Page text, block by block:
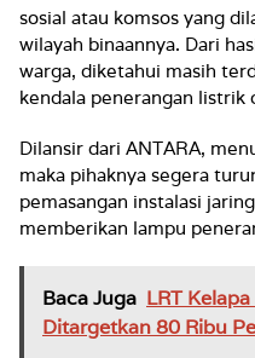
sosial atau komsos yang
wilayah binaannya. Dari
warga, diketahui masih
kendala penerangan listrik
Dilansir dari ANTARA,
maka pihaknya segera
pemasangan instalasi
memberikan lampu
Baca Juga LRT
Ditargetkan 80 Ribu